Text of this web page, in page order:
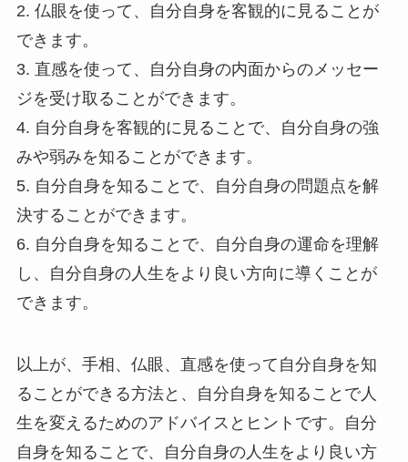
2. 仏眼を使って、自分自身を客観的に見ることが
できます。
3. 直感を使って、自分自身の内面からのメッセー
ジを受け取ることができます。
4. 自分自身を客観的に見ることで、自分自身の強
みや弱みを知ることができます。
5. 自分自身を知ることで、自分自身の問題点を解
決することができます。
6. 自分自身を知ることで、自分自身の運命を理解
し、自分自身の人生をより良い方向に導くことが
できます。
以上が、手相、仏眼、直感を使って自分自身を知
ることができる方法と、自分自身を知ることで人
生を変えるためのアドバイスとヒントです。自分
自身を知ることで、自分自身の人生をより良い方